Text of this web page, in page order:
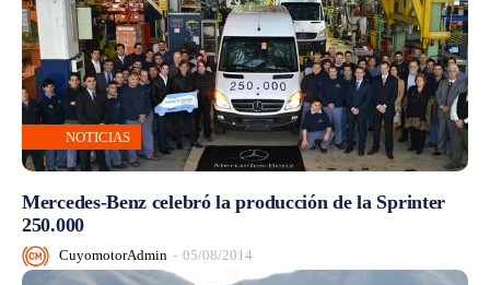
NOTICIAS
Mercedes-Benz celebró la producción de la Sprinter
250.000
CuyomotorAdmin - 05/08/2014